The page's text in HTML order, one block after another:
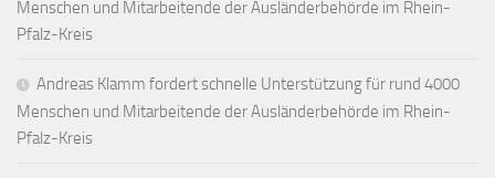
Menschen und Mitarbeitende der Ausländerbehörde im Rhein-
Pfalz-Kreis
Andreas Klamm fordert schnelle Unterstützung für rund 4000
Menschen und Mitarbeitende der Ausländerbehörde im Rhein-
Pfalz-Kreis